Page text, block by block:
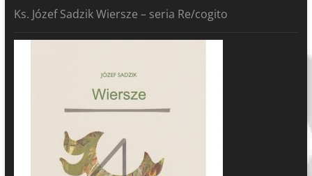
Ks. Józef Sadzik Wiersze – seria Re/cogito